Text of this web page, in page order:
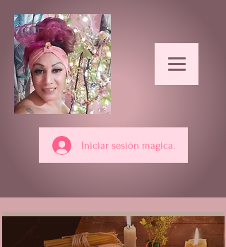
Iniciar sesión magica.